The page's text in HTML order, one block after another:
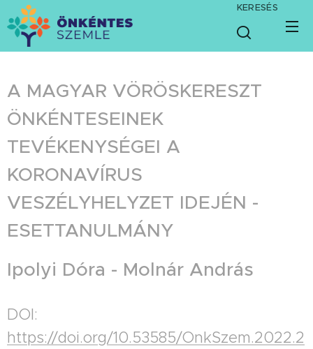
KERESÉS
A MAGYAR VÖRÖSKERESZT
ÖNKÉNTESEINEK
TEVÉKENYSÉGEI A
KORONAVÍRUS
VESZÉLYHELYZET IDEJÉN -
ESETTANULMÁNY
Ipolyi Dóra - Molnár András
DOI:
https://doi.org/10.53585/OnkSzem.2022.2